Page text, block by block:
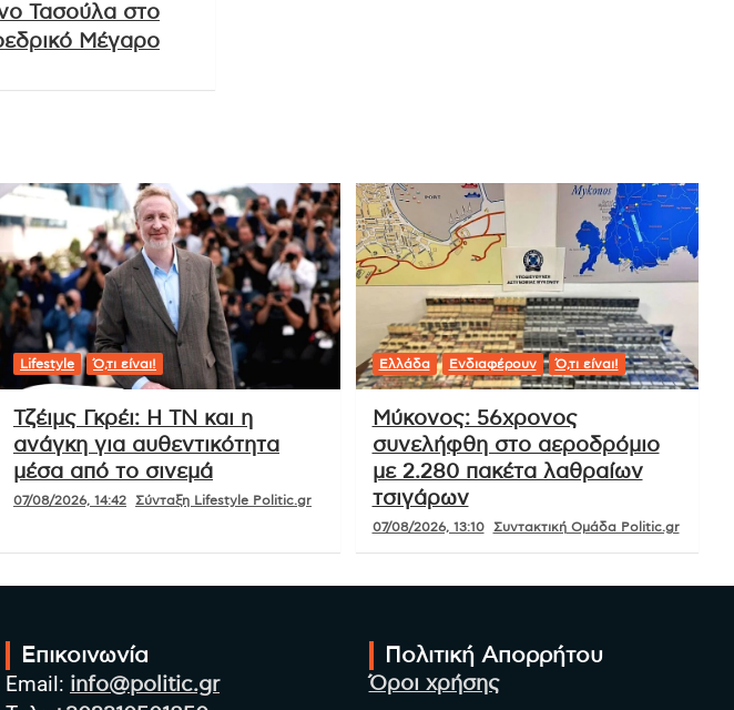
Τασούλα στο
Μέγαρο
Lifestyle Ό,τι είναι!
Τζέιμς Γκρέι: Η ΤΝ και η
ανάγκη για αυθεντικότητα
μέσα από το σινεμά
07/08/2026, 14:42 Σύνταξη Lifestyle Politic.gr
Ελλάδα Ενδιαφέρουν Ό,τι είναι!
Μύκονος: 56χρονος
συνελήφθη στο αεροδρόμιο
με 2.280 πακέτα λαθραίων
τσιγάρων
07/08/2026, 13:10 Συντακτική Ομάδα Politic.gr
Επικοινωνία
Email: info@politic.gr
Πολιτική Απορρήτου
Όροι χρήσης